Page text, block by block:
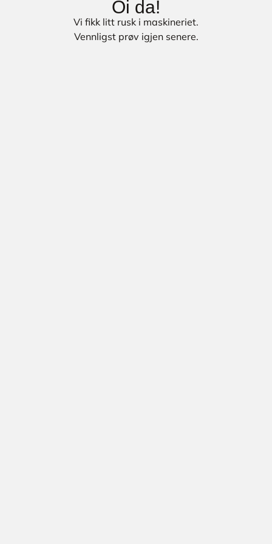
Oi da!
Vi fikk litt rusk i maskineriet.
Vennligst prøv igjen senere.